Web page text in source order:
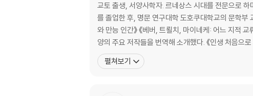
Ⅳ. 유럽이 만들어진 이야기
37. 게르만 민족의 대이동 38. 카를 대제의 대관 39.
사 53. 유랑 황제 54. 영국 왕조의 변천 55. 무적함대
교토 출생, 서양사학자. 르네상스 시대를 전문으로
를 졸업한 후, 명문 연구대학 도호쿠대학교의 문학부
와 만능 인간》 《베버, 트뢸치, 마이네케: 어느 지적
양의 주요 저작들을 번역해 소개했다. 《인생 처음으
펼쳐보기